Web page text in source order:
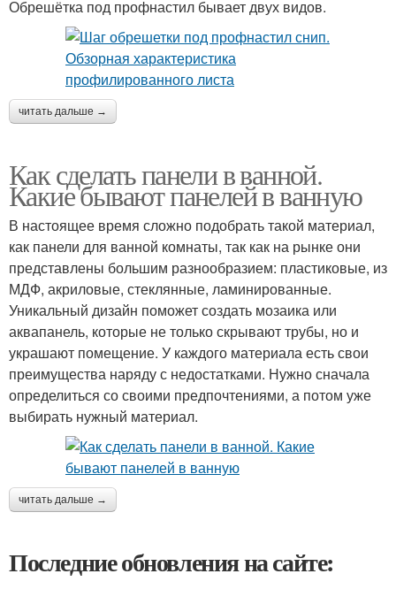
Обрешётка под профнастил бывает двух видов.
читать дальше →
Как сделать панели в ванной.
Какие бывают панелей в ванную
В настоящее время сложно подобрать такой материал,
как панели для ванной комнаты, так как на рынке они
представлены большим разнообразием: пластиковые, из
МДФ, акриловые, стеклянные, ламинированные.
Уникальный дизайн поможет создать мозаика или
аквапанель, которые не только скрывают трубы, но и
украшают помещение. У каждого материала есть свои
преимущества наряду с недостатками. Нужно сначала
определиться со своими предпочтениями, а потом уже
выбирать нужный материал.
читать дальше →
Последние обновления на сайте: